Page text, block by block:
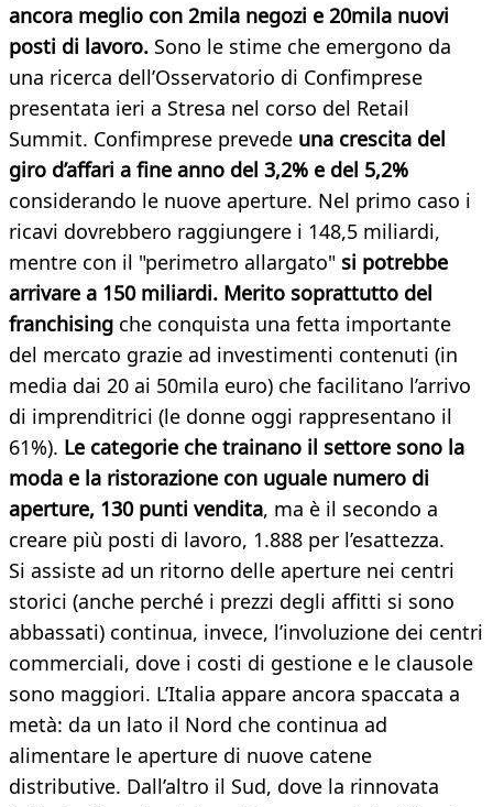
ancora meglio con 2mila negozi e 20mila nuovi
posti di lavoro. Sono le stime che emergono da
una ricerca dell’Osservatorio di Confimprese
presentata ieri a Stresa nel corso del Retail
Summit. Confimprese prevede una crescita del
giro d’affari a fine anno del 3,2% e del 5,2%
considerando le nuove aperture. Nel primo caso i
ricavi dovrebbero raggiungere i 148,5 miliardi,
mentre con il "perimetro allargato" si potrebbe
arrivare a 150 miliardi. Merito soprattutto del
franchising che conquista una fetta importante
del mercato grazie ad investimenti contenuti (in
media dai 20 ai 50mila euro) che facilitano l’arrivo
di imprenditrici (le donne oggi rappresentano il
61%). Le categorie che trainano il settore sono la
moda e la ristorazione con uguale numero di
aperture, 130 punti vendita, ma è il secondo a
creare più posti di lavoro, 1.888 per l’esattezza.
Si assiste ad un ritorno delle aperture nei centri
storici (anche perché i prezzi degli affitti si sono
abbassati) continua, invece, l’involuzione dei centri
commerciali, dove i costi di gestione e le clausole
sono maggiori. L’Italia appare ancora spaccata a
metà: da un lato il Nord che continua ad
alimentare le aperture di nuove catene
distributive. Dall’altro il Sud, dove la rinnovata